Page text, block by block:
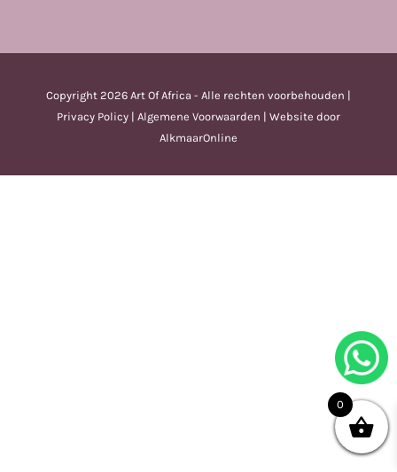
Copyright 2026 Art Of Africa - Alle rechten voorbehouden |
Privacy Policy | Algemene Voorwaarden | Website door
AlkmaarOnline
0